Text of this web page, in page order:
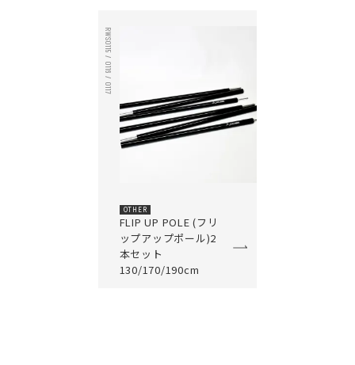
RWS0115 / 0116 / 0117
OTHER
FLIP UP POLE (フリ
ップアップポール)2
本セット
130/170/190cm